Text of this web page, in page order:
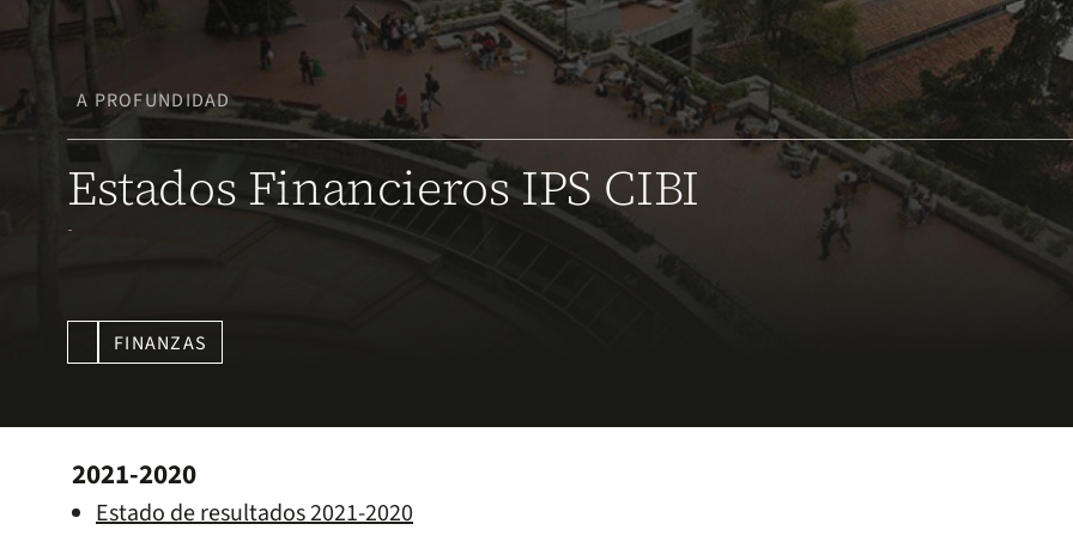
A PROFUNDIDAD
Estados Financieros IPS CIBI
-
FINANZAS
2021-2020
Estado de resultados 2021-2020